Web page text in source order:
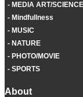
MEDIA ART/SCIENCE
Mindfullness
MUSIC
NATURE
PHOTO/MOVIE
SPORTS
About